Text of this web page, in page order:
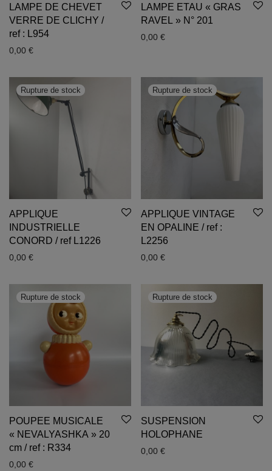
LAMPE DE CHEVET
VERRE DE CLICHY /
ref : L954
0,00 €
LAMPE ETAU « GRAS
RAVEL » N° 201
0,00 €
APPLIQUE
INDUSTRIELLE
CONORD / ref L1226
0,00 €
APPLIQUE VINTAGE
EN OPALINE / ref :
L2256
0,00 €
POUPEE MUSICALE
« NEVALYASHKA » 20
cm / ref : R334
0,00 €
SUSPENSION
HOLOPHANE
0,00 €